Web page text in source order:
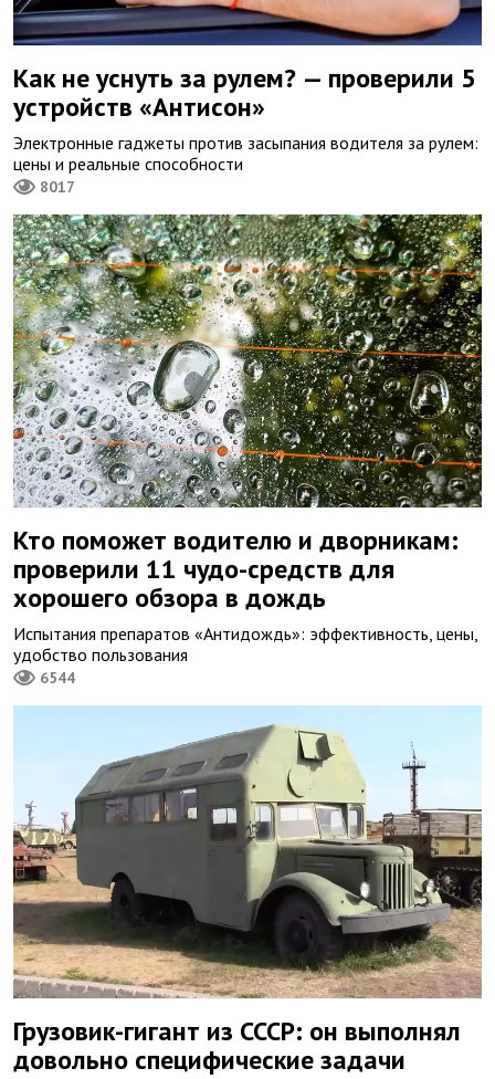
Как не уснуть за рулем? — проверили 5
устройств «Антисон»
Электронные гаджеты против засыпания водителя за рулем:
цены и реальные способности
8017
Кто поможет водителю и дворникам:
проверили 11 чудо-средств для
хорошего обзора в дождь
Испытания препаратов «Антидождь»: эффективность, цены,
удобство пользования
6544
Грузовик-гигант из СССР: он выполнял
довольно специфические задачи